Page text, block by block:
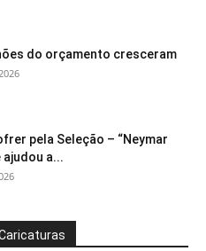
do orçamento cresceram
pela Seleção – “Neymar
a...